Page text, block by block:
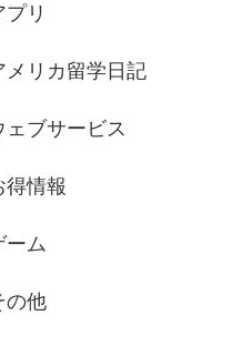
プリ
メリカ留学日記
ェブサービス
得情報
ーム
の他